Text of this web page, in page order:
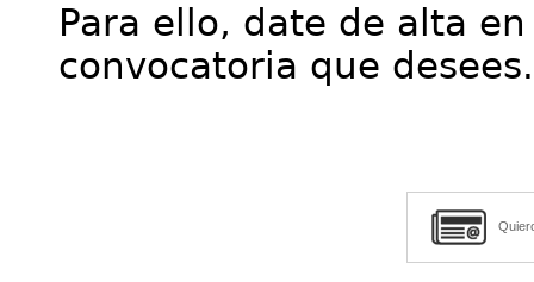
Para ello, date de alta
convocatoria que desees.